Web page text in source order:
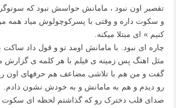
تقصیر اون نبود ، مامانش حواسش نبود که
و سکوت داره و وقتی با پسرکوچولوش میاد همه
کنیم » ای مبتلا میکنه.
چاره ای نبود. با مامانش اومد تو و قول داد ساکت
مثل اهنگ پس زمینه ی فیلم با هر کلمه ی گزارش
گفت و من هم با تلاشی مضاعف هم حرفهای اون
رو دیدم و هم به مامانش و به خودش نشون دادم.
صدای قلب دخترک رو که گذاشتم لحظه ای سکوت